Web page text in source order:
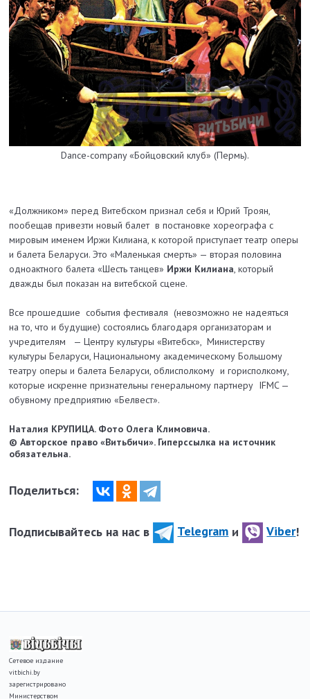
Dance-company «Бойцовский клуб» (Пермь).
«Должником» перед Витебском признал себя и Юрий Троян,
пообещав привезти новый балет в постановке хореографа с
мировым именем Иржи Килиана, к которой приступает театр оперы
и балета Беларуси. Это «Маленькая смерть» — вторая половина
одноактного балета «Шесть танцев» Иржи Килиана, который
дважды был показан на витебской сцене.
Все прошедшие события фестиваля (невозможно не надеяться
на то, что и будущие) состоялись благодаря организаторам и
учредителям — Центру культуры «Витебск», Министерству
культуры Беларуси, Национальному академическому Большому
театру оперы и балета Беларуси, облисполкому и горисполкому,
которые искренне признательны генеральному партнеру IFMC —
обувному предприятию «Белвест».
Наталия КРУПИЦА. Фото Олега Климовича.
© Авторское право «Витьбичи». Гиперссылка на источник
обязательна.
Поделиться:
Подписывайтесь на нас в Telegram и Viber!
Сетевое издание
vitbichi.by
зарегистрировано
Министерством